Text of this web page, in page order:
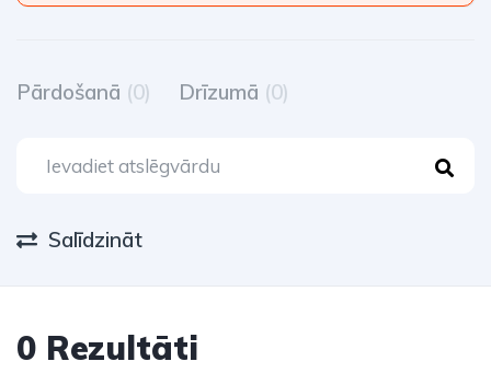
Pārdošanā (0) Drīzumā (0)
Salīdzināt
0 Rezultāti